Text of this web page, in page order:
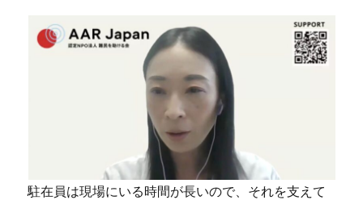
駐在員は現場にいる時間が長いので、それを支えて